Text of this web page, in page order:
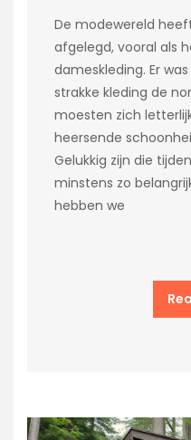
De modewereld
afgelegd, vooral als
dameskleding. Er
strakke kleding de
moesten zich
heersende
Gelukkig zijn die
minstens zo
hebben we